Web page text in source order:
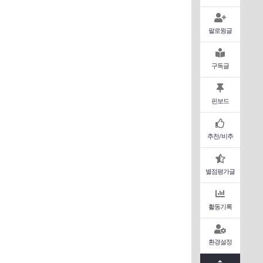
팔로윙글
구독글
핀보드
추천/비추
별점평가글
활동기록
환경설정